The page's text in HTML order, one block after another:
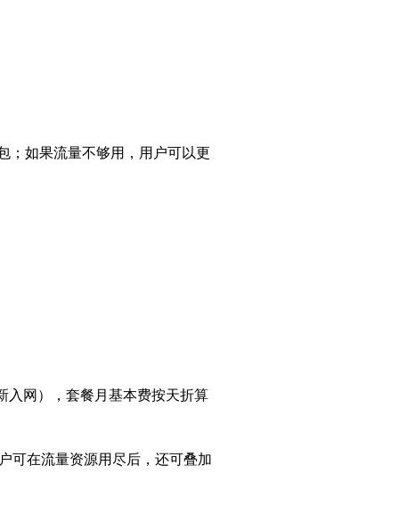
；如果流量不够用，用户可以更
入网），套餐月基本费按天折算
可在流量资源用尽后，还可叠加